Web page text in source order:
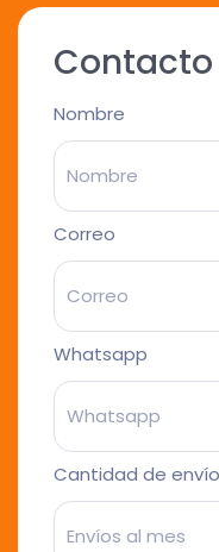
Contacto
Nombre
Correo
Whatsapp
Cantidad de